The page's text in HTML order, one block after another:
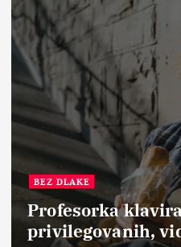
BEZ DLAKE
Profesorka
privilegovanih,